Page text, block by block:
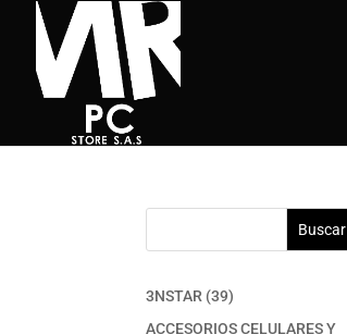
Buscar
3NSTAR 3939
productos
ACCESORIOS CELULARES Y